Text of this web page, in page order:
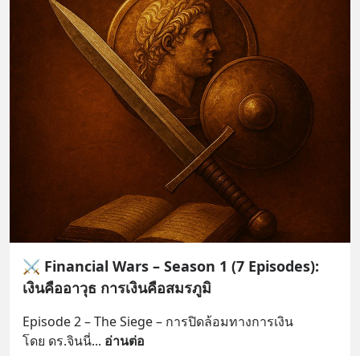
⚔️ Financial Wars – Season 1 (7 Episodes):
เงินคืออาวุธ การเงินคือสมรภูมิ
Episode 2 – The Siege – การปิดล้อมทางการเงิน
โดย ดร.จินนี่... อ่านต่อ